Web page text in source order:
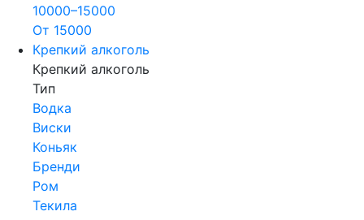
10000–15000
От 15000
Крепкий алкоголь
Крепкий алкоголь
Тип
Водка
Виски
Коньяк
Бренди
Ром
Текила